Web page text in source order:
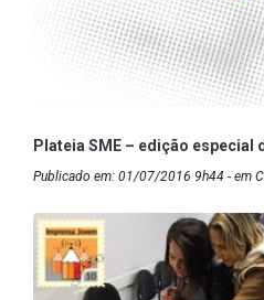
Plateia SME – edição especial
Publicado em: 01/07/2016 9h44 - em